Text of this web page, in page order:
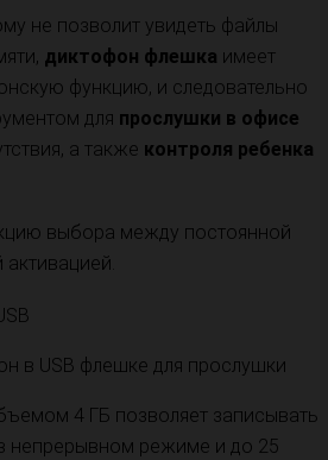
не позволит увидеть файлы
диктофон флешка имеет
функцию, и следовательно
для прослушки в офисе
а также контроля ребенка
выбора между постоянной
4 ГБ позволяет записывать
непрерывном режиме и до 25